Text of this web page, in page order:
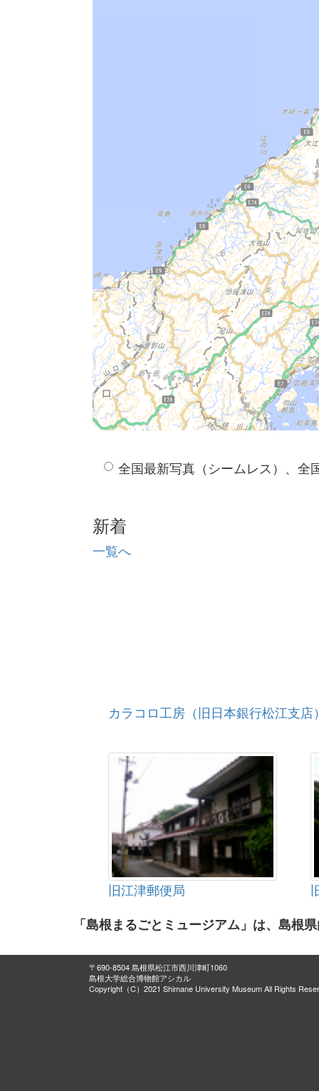
全国最新写真（シームレス）、全
新着
一覧へ
カラコロ工房（旧日本銀行松江支店
旧江津郵便局
「島根まるごとミュージアム」は、島根
〒690-8504 島根県松江市西川津町1060
島根大学総合博物館アシカル
Copyright（C）2021 Shimane University Museum All Rights